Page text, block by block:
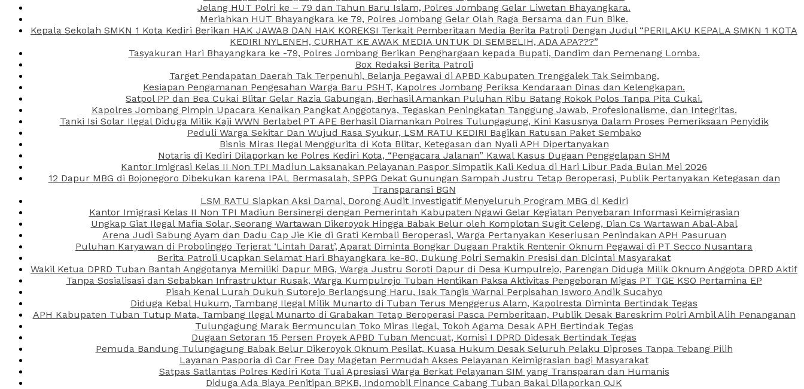
Jelang HUT Polri ke – 79 dan Tahun Baru Islam, Polres Jombang Gelar Liwetan Bhayangkara.
Meriahkan HUT Bhayangkara ke 79, Polres Jombang Gelar Olah Raga Bersama dan Fun Bike.
Kepala Sekolah SMKN 1 Kota Kediri Berikan HAK JAWAB DAN HAK KOREKSI Terkait Pemberitaan Media Berita Patroli Dengan Judul “PERILAKU KEPALA SMKN 1 KOTA
KEDIRI NYLENEH, CURHAT KE AWAK MEDIA UNTUK DI SEMBELIH, ADA APA???”
Tasyakuran Hari Bhayangkara ke -79, Polres Jombang Berikan Penghargaan kepada Bupati, Dandim dan Pemenang Lomba.
Box Redaksi Berita Patroli
Target Pendapatan Daerah Tak Terpenuhi, Belanja Pegawai di APBD Kabupaten Trenggalek Tak Seimbang.
Kesiapan Pengamanan Pengesahan Warga Baru PSHT, Kapolres Jombang Periksa Kendaraan Dinas dan Kelengkapan.
Satpol PP dan Bea Cukai Blitar Gelar Razia Gabungan, Berhasil Amankan Puluhan Ribu Batang Rokok Polos Tanpa Pita Cukai.
Kapolres Jombang Pimpin Upacara Kenaikan Pangkat Anggotanya, Tegaskan Peningkatan Tanggung Jawab, Profesionalisme, dan Integritas.
Tanki Isi Solar Ilegal Diduga Milik Kaji WWN Berlabel PT APE Berhasil Diamankan Polres Tulungagung, Kini Kasusnya Dalam Proses Pemeriksaan Penyidik
Peduli Warga Sekitar Dan Wujud Rasa Syukur, LSM RATU KEDIRI Bagikan Ratusan Paket Sembako
Bisnis Miras Ilegal Menggurita di Kota Blitar, Ketegasan dan Nyali APH Dipertanyakan
Notaris di Kediri Dilaporkan ke Polres Kediri Kota, “Pengacara Jalanan” Kawal Kasus Dugaan Penggelapan SHM
Kantor Imigrasi Kelas II Non TPI Madiun Laksanakan Pelayanan Paspor Simpatik Kali Kedua di Hari Libur Pada Bulan Mei 2026
12 Dapur MBG di Bojonegoro Dibekukan karena IPAL Bermasalah, SPPG Dekat Gunungan Sampah Justru Tetap Beroperasi, Publik Pertanyakan Ketegasan dan
Transparansi BGN
LSM RATU Siapkan Aksi Damai, Dorong Audit Investigatif Menyeluruh Program MBG di Kediri
Kantor Imigrasi Kelas II Non TPI Madiun Bersinergi dengan Pemerintah Kabupaten Ngawi Gelar Kegiatan Penyebaran Informasi Keimigrasian
Ungkap Giat Ilegal Mafia Solar, Seorang Wartawan Dikeroyok Hingga Babak Belur oleh Komplotan Sugit Celeng, Dian Cs Wartawan Abal-Abal
Arena Judi Sabung Ayam dan Dadu Cap Jie Kie di Grati Kembali Beroperasi, Warga Pertanyakan Keseriusan Penindakan APH Pasuruan
Puluhan Karyawan di Probolinggo Terjerat ‘Lintah Darat’, Aparat Diminta Bongkar Dugaan Praktik Rentenir Oknum Pegawai di PT Secco Nusantara
Berita Patroli Ucapkan Selamat Hari Bhayangkara ke-80, Dukung Polri Semakin Presisi dan Dicintai Masyarakat
Wakil Ketua DPRD Tuban Bantah Anggotanya Memiliki Dapur MBG, Warga Justru Soroti Dapur di Desa Kumpulrejo, Parengan Diduga Milik Oknum Anggota DPRD Aktif
Tanpa Sosialisasi dan Sebabkan Infrastruktur Rusak, Warga Kumpulrejo Tuban Hentikan Paksa Aktivitas Pengeboran Migas PT TGE KSO Pertamina EP
Pisah Kenal Lurah Dukuh Sutorejo Berlangsung Haru, Isak Tangis Warnai Perpisahan Isworo Andik Sucahyo
Diduga Kebal Hukum, Tambang Ilegal Milik Munarto di Tuban Terus Menggerus Alam, Kapolresta Diminta Bertindak Tegas
APH Kabupaten Tuban Tutup Mata, Tambang Ilegal Munarto di Grabakan Tetap Beroperasi Pasca Pemberitaan, Publik Desak Bareskrim Polri Ambil Alih Penanganan
Tulungagung Marak Bermunculan Toko Miras Ilegal, Tokoh Agama Desak APH Bertindak Tegas
Dugaan Setoran 15 Persen Proyek APBD Tuban Mencuat, Komisi I DPRD Didesak Bertindak Tegas
Pemuda Bandung Tulungagung Babak Belur Dikeroyok Oknum Pesilat, Kuasa Hukum Desak Seluruh Pelaku Diproses Tanpa Tebang Pilih
Layanan Pasporia di Car Free Day Magetan Permudah Akses Pelayanan Keimigrasian bagi Masyarakat
Satpas Satlantas Polres Kediri Kota Tuai Apresiasi Warga Berkat Pelayanan SIM yang Transparan dan Humanis
Diduga Ada Biaya Penitipan BPKB, Indomobil Finance Cabang Tuban Bakal Dilaporkan OJK